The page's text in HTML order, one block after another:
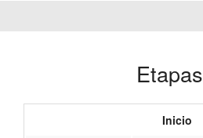
Etapas
Inicio